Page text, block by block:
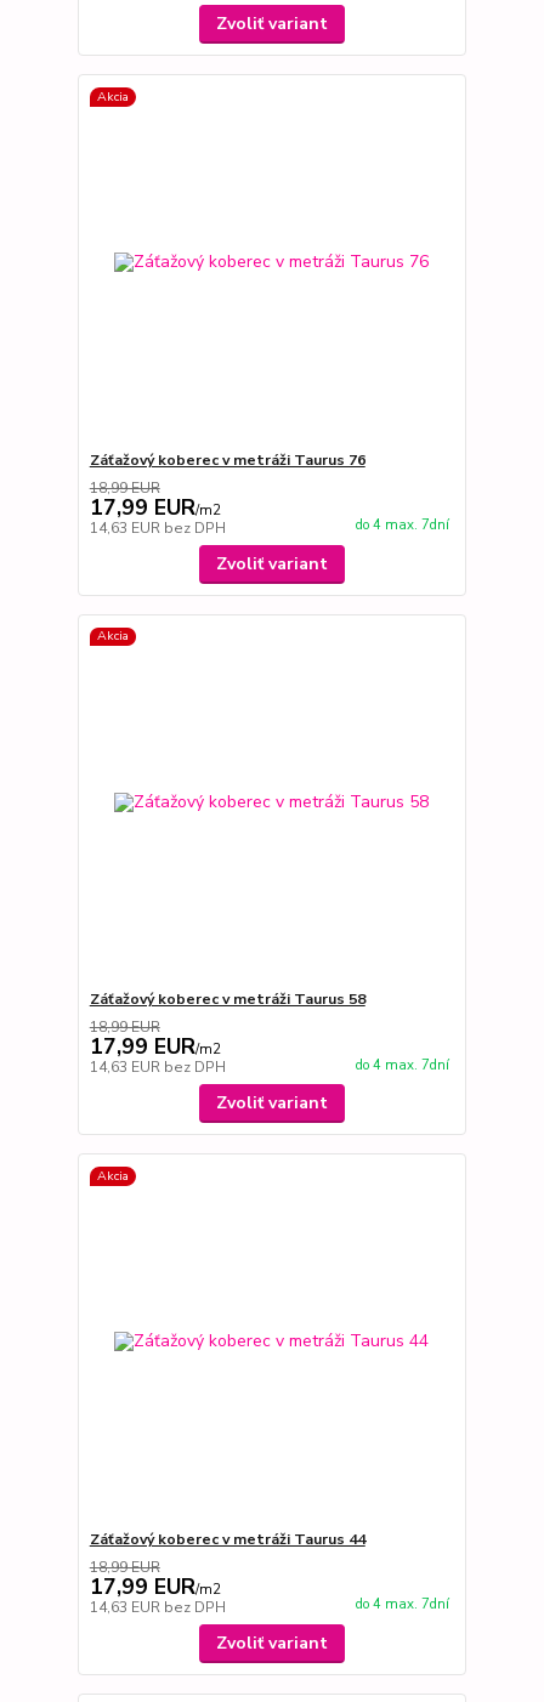
Zvoliť variant
Akcia
Záťažový koberec v metráži Taurus 76
18,99 EUR
17,99 EUR/m2
14,63 EUR bez DPH do 4 max. 7dní
Zvoliť variant
Akcia
Záťažový koberec v metráži Taurus 58
18,99 EUR
17,99 EUR/m2
14,63 EUR bez DPH do 4 max. 7dní
Zvoliť variant
Akcia
Záťažový koberec v metráži Taurus 44
18,99 EUR
17,99 EUR/m2
14,63 EUR bez DPH do 4 max. 7dní
Zvoliť variant